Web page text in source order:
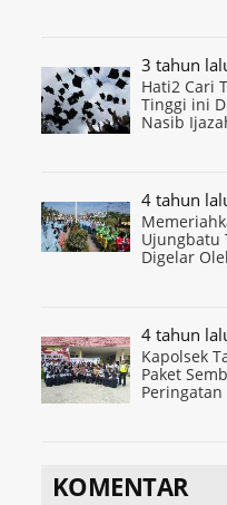
3 tahun
Hati2 Cari
Tinggi ini
Nasib
4 tahun
Ujungbatu
Digelar
4 tahun
Kapolsek
Paket
Peringatan
KOMENTAR